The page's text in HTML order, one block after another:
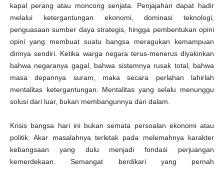
kapal perang atau moncong senjata. Penjajahan dapat hadir
melalui ketergantungan ekonomi, dominasi teknologi,
penguasaan sumber daya strategis, hingga pembentukan opini
opini yang membuat suatu bangsa meragukan kemampuan
dirinya sendiri. Ketika warga negara terus-menerus diyakinkan
bahwa negaranya gagal, bahwa sistemnya rusak total, bahwa
masa depannya suram, maka secara perlahan lahirlah
mentalitas ketergantungan. Mentalitas yang selalu menunggu
solusi dari luar, bukan membangunnya dari dalam.
Krisis bangsa hari ini bukan semata persoalan ekonomi atau
politik. Akar masalahnya terletak pada melemahnya karakter
kebangsaan yang dulu menjadi fondasi perjuangan
kemerdekaan. Semangat berdikari yang pernah